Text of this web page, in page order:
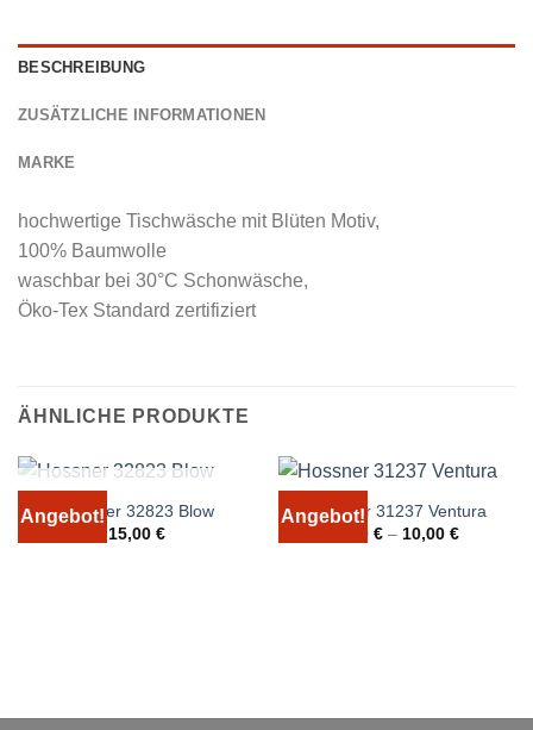
BESCHREIBUNG
ZUSÄTZLICHE INFORMATIONEN
MARKE
hochwertige Tischwäsche mit Blüten Motiv,
100% Baumwolle
waschbar bei 30°C Schonwäsche,
Öko-Tex Standard zertifiziert
ÄHNLICHE PRODUKTE
Angebot!NICHT VORRÄTIG
Hossner 32823 Blow
15,00 €
Angebot!
Hossner 31237 Ventura
9,00 €– 10,00 €